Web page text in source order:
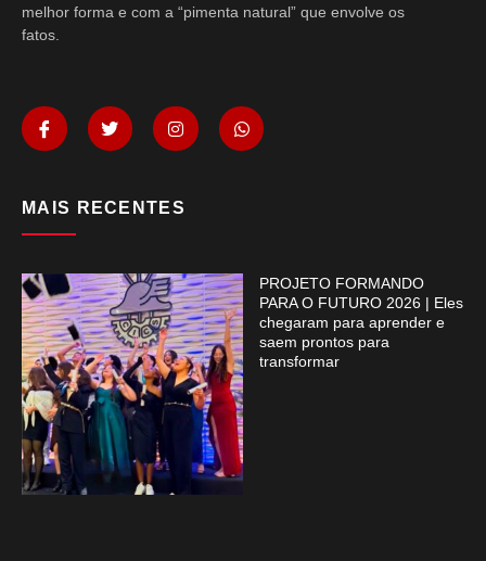
melhor forma e com a “pimenta natural” que envolve os
fatos.
MAIS RECENTES
PROJETO FORMANDO
PARA O FUTURO 2026 | Eles
chegaram para aprender e
saem prontos para
transformar